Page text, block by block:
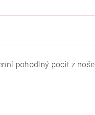
pohodlný pocit z